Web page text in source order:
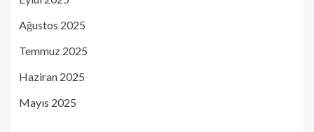
Ağustos 2025
Temmuz 2025
Haziran 2025
Mayıs 2025